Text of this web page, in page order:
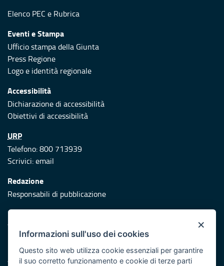
Elenco PEC e Rubrica
Eventi e Stampa
Ufficio stampa della Giunta
Press Regione
Logo e identità regionale
Accessibilità
Dichiarazione di accessibilità
Obiettivi di accessibilità
URP
Telefono: 800 713939
Scrivici:email
Redazione
Responsabili di pubblicazione
Protezione civile
Vai al sito di Protezione Civile Puglia
Iniziativa finanziata con risorse del POR Puglia 2014/2020 -
Asse XI
×
Informazioni sull'uso dei cookies
Questo sito web utilizza cookie essenziali per garantire
il suo corretto funzionamento e cookie di terze parti